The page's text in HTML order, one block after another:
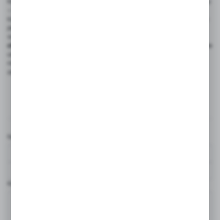
kształt do aktualnych potrzeb. Budowa kompresu jest bardzo prosta:
jest to po prostu nietoksyczna żelowa substancja zamknięta
w szczelnym grubym foliowym worku. Aby uzyskać
chłodzące
, należy kompres żelowy włożyć do zamrażarki, a następnie
umieścić go w kieszeni na okład żelowy i przyłożyć do chorego
zanurzyć we wrzątku.